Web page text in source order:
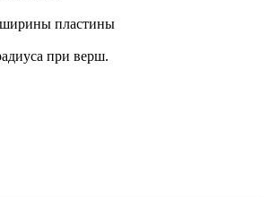
пластины
при верш.